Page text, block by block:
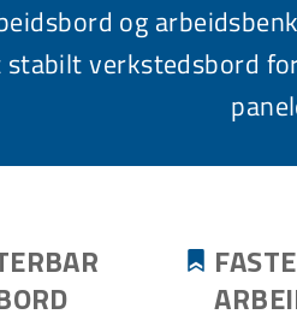
og
stabiltverkstedsbord
FASTE